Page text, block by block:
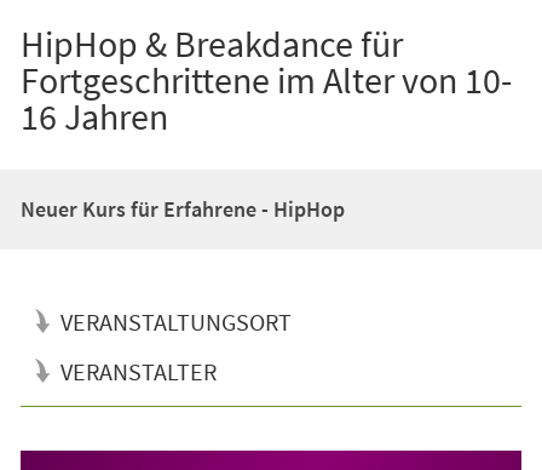
HipHop & Breakdance für
Fortgeschrittene im Alter von 10-
16 Jahren
Neuer Kurs für Erfahrene - HipHop
VERANSTALTUNGSORT
VERANSTALTER